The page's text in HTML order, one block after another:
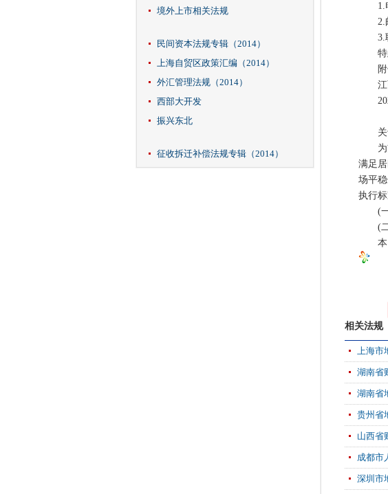
境外上市相关法规
民间资本法规专辑（2014）
上海自贸区政策汇编（2014）
外汇管理法规（2014）
西部大开发
振兴东北
征收拆迁补偿法规专辑（2014）
1.电
2.邮
3.联
特
附件
江
关于
为贯
满足
场平
执行标
(一)
(二)
本《
相关法规
上海市
湖南省
湖南省
贵州省
山西省
成都市
深圳市